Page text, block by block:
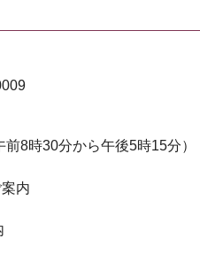
前8時30分から午後5時15分）
内